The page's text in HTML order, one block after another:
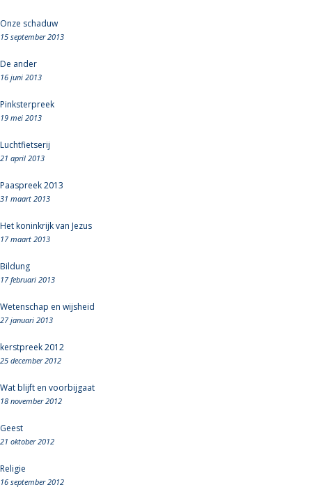
Onze schaduw
15 september 2013
De ander
16 juni 2013
Pinksterpreek
19 mei 2013
Luchtfietserij
21 april 2013
Paaspreek 2013
31 maart 2013
Het koninkrijk van Jezus
17 maart 2013
Bildung
17 februari 2013
Wetenschap en wijsheid
27 januari 2013
kerstpreek 2012
25 december 2012
Wat blijft en voorbijgaat
18 november 2012
Geest
21 oktober 2012
Religie
16 september 2012